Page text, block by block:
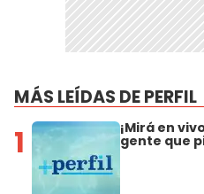
MÁS LEÍDAS DE PERFIL
1 ¡Mirá en
gente que